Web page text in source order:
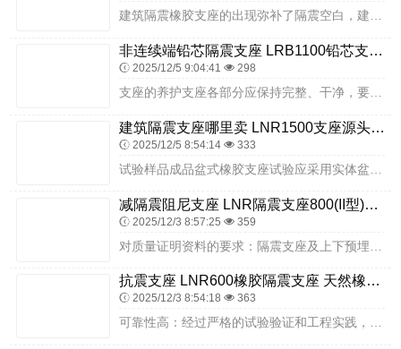
建筑隔震橡胶支座的出现弥补了隔震空白，建筑隔震橡胶支座在建筑物的地基和基础中间的地方加入，这样就可以起到隔离地震的作用，对于建筑隔震橡胶支座是怎么起到隔震的，看...
非连续端铅芯隔震支座 LRB1100铅芯支座生产厂家 叠层橡胶减震支座生产厂家
2025/12/5 9:04:41 298
建筑隔震支座哪里卖 LNR1500支座源头工厂 LNR1100天然橡胶隔震支座源头工厂
2025/12/5 8:54:14 333
减隔震阻尼支座 LNR隔震支座800(II型)厂家 HDR减隔震支座生产厂家
2025/12/3 8:57:25 359
抗震支座 LNR600橡胶隔震支座 天然橡胶支座(LNR)
2025/12/3 8:54:18 363
可靠性高：经过严格的试验验证和工程实践，摩擦摆隔震支座具有较高的可靠性和耐久性。请关注：隔震橡胶支座人们对建筑物抗震设防意识日益提高在板式橡胶支座组装时还必须用...